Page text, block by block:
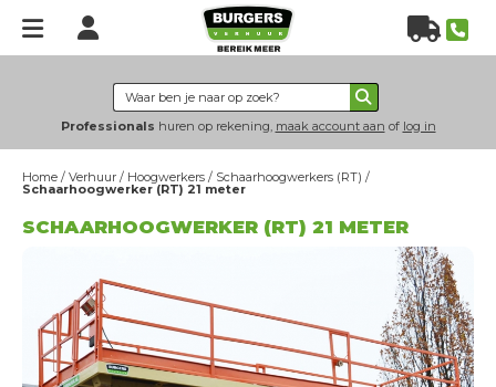
Verhuur
Hoogwerkers
Heftrucks
Verreikers
Energie & verlichting
Hijs- & heftechniek
Bouwplaatsinrichting
Professionals huren op rekening, maak account aan of log in
Home / Verhuur / Hoogwerkers / Schaarhoogwerkers (RT) /
Schaarhoogwerker (RT) 21 meter
SCHAARHOOGWERKER (RT) 21 METER